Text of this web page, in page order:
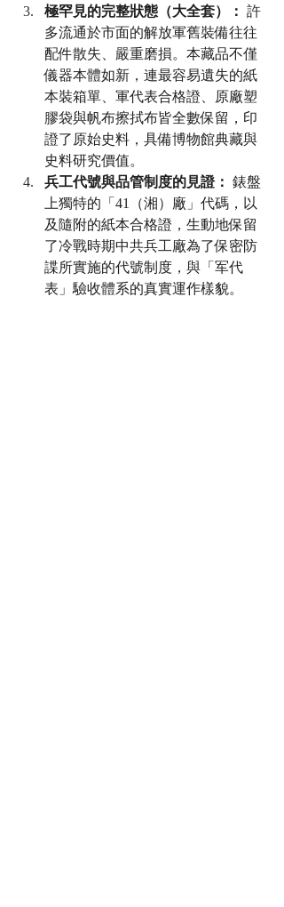
極罕見的完整狀態（大全套）： 許
多流通於市面的解放軍舊裝備往往
配件散失、嚴重磨損。本藏品不僅
儀器本體如新，連最容易遺失的紙
本裝箱單、軍代表合格證、原廠塑
膠袋與帆布擦拭布皆全數保留，印
證了原始史料，具備博物館典藏與
史料研究價值。
兵工代號與品管制度的見證： 錶盤
上獨特的「41（湘）廠」代碼，以
及隨附的紙本合格證，生動地保留
了冷戰時期中共兵工廠為了保密防
諜所實施的代號制度，與「军代
表」驗收體系的真實運作樣貌。